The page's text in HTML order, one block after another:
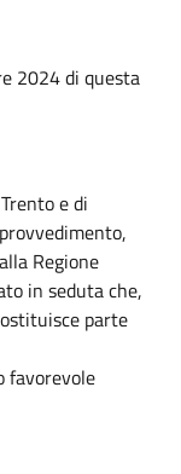
2024 di questa
e di
Regione
in seduta che,
parte
favorevole